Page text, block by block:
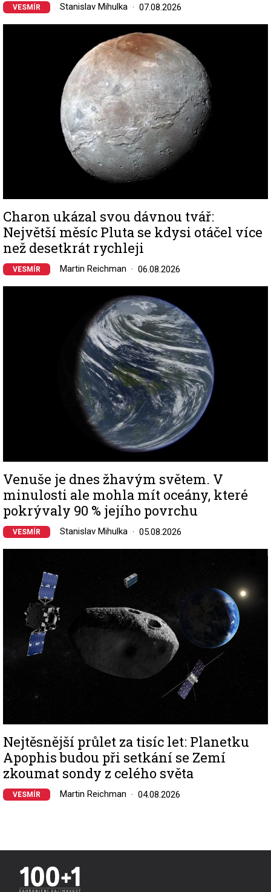
VESMÍR Stanislav Mihulka 07.08.2026
Charon ukázal svou dávnou tvář:
Největší měsíc Pluta se kdysi otáčel více
než desetkrát rychleji
VESMÍR Martin Reichman 06.08.2026
Venuše je dnes žhavým světem. V
minulosti ale mohla mít oceány, které
pokrývaly 90 % jejího povrchu
VESMÍR Stanislav Mihulka 05.08.2026
Nejtěsnější průlet za tisíc let: Planetku
Apophis budou při setkání se Zemí
zkoumat sondy z celého světa
VESMÍR Martin Reichman 04.08.2026